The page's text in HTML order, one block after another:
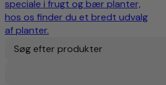
Søg efter produkter